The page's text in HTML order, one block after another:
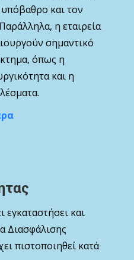
και τον
η εταιρεία
σημαντικό
όπως η
και η
εγκαταστήσει και
Διασφάλισης
πιστοποιηθεί κατά